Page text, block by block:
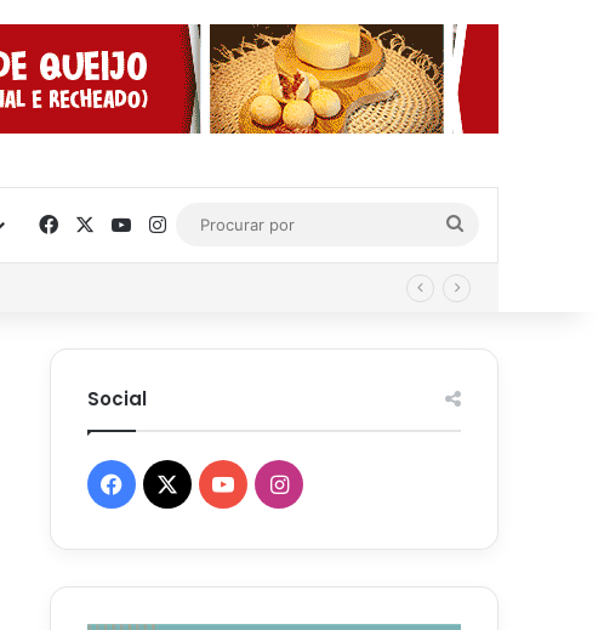
FacebookYouTube
Instagram
por
Social
Facebook
X YouTubeInstagram